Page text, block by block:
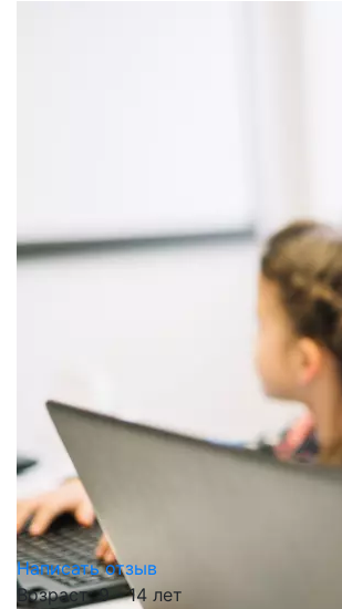
Написать отзыв
Возраст: 9 - 14 лет